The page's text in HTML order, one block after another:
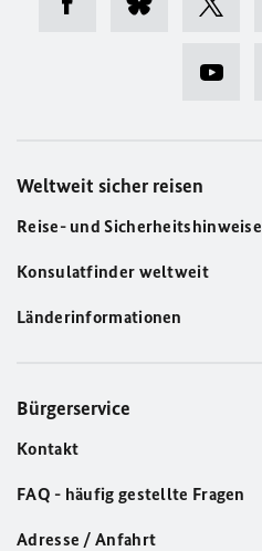
Weltweit sicher reisen
Reise- und Sicherheitshinweise
Konsulatfinder weltweit
Länderinformationen
Bürgerservice
Kontakt
FAQ - häufig gestellte Fragen
Adresse / Anfahrt